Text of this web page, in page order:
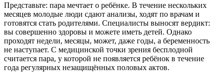
Представьте: пара мечтает о ребёнке. В течение нескольких
месяцев молодые люди сдают анализы, ходят по врачам и
готовятся стать родителями. Специалисты выносят вердикт:
вы совершенно здоровы и можете иметь детей. Однако
проходят недели, месяцы, может, даже годы, а беременность
не наступает. С медицинской точки зрения бесплодной
считается пара, у которой не появляется ребёнок в течение
года регулярных незащищённых половых актов.